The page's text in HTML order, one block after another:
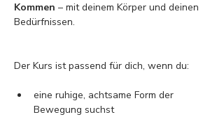
Kommen – mit deinem Körper und deinen
Bedürfnissen.
Der Kurs ist passend für dich, wenn du:
eine ruhige, achtsame Form der
Bewegung suchst